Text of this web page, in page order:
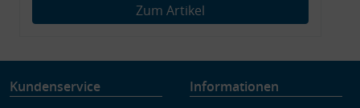
Zum Artikel
Kundenservice Informationen